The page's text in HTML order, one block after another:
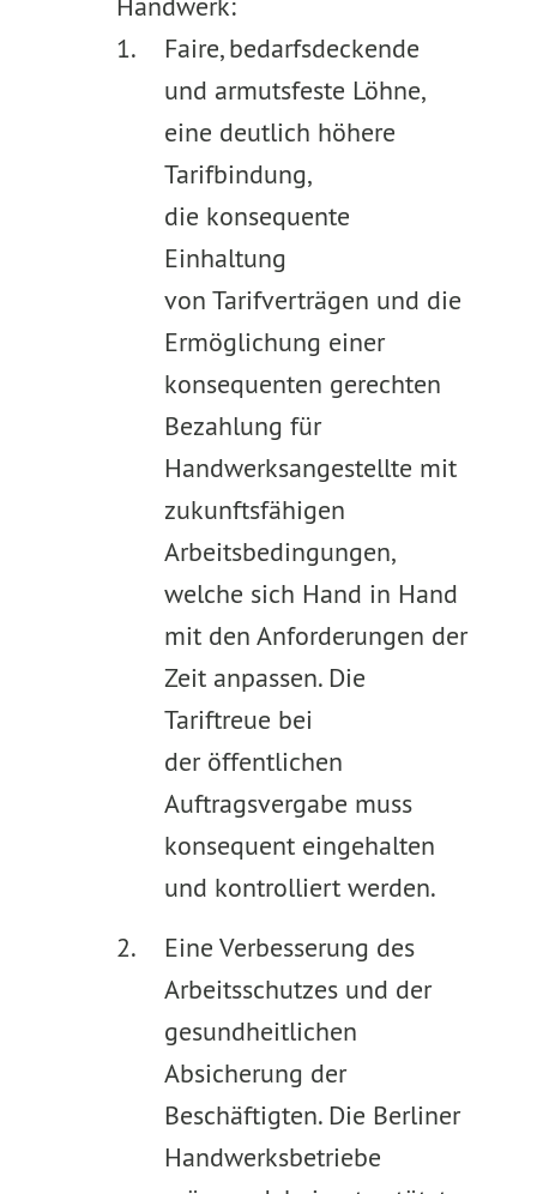
Faire, bedarfsdeckende
und armutsfeste Löhne,
eine deutlich höhere
Tarifbindung,
die konsequente
Einhaltung
von Tarifverträgen und die
Ermöglichung einer
konsequenten gerechten
Bezahlung für
Handwerksangestellte mit
zukunftsfähigen
Arbeitsbedingungen,
welche sich Hand in Hand
mit den Anforderungen der
Zeit anpassen. Die
Tariftreue bei
der öffentlichen
Auftragsvergabe muss
konsequent eingehalten
und kontrolliert werden.
Eine Verbesserung des
Arbeitsschutzes und der
gesundheitlichen
Absicherung der
Beschäftigten. Die Berliner
Handwerksbetriebe